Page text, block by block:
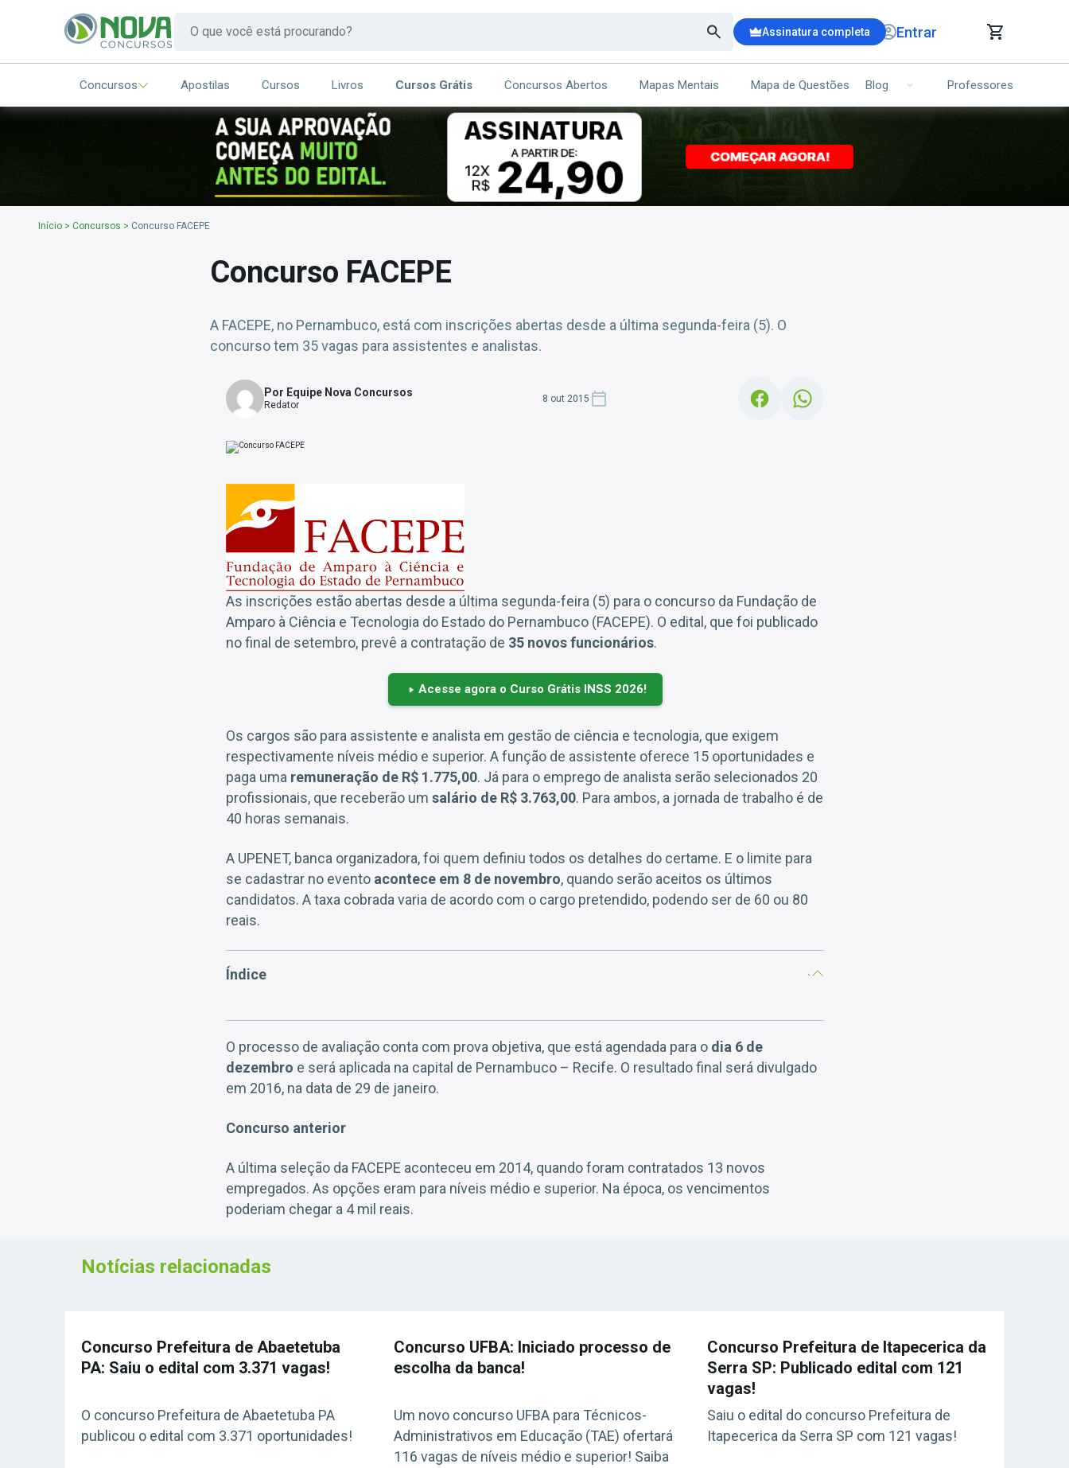
Assinatura completa Entrar
CARRINHO DE COMPRAS
ITENS (00)
Ops!
Seu carrinho ainda está vazio.
Concursos Apostilas Cursos Livros Cursos Grátis Concursos Abertos Mapas Mentais Mapa de Questões Blog Professores
Início > Concursos > Concurso FACEPE
Concurso FACEPE
A FACEPE, no Pernambuco, está com inscrições abertas desde a última segunda-feira (5). O
concurso tem 35 vagas para assistentes e analistas.
Por Equipe Nova Concursos
Redator
8 out 2015
As inscrições estão abertas desde a última segunda-feira (5) para o concurso da Fundação de
Amparo à Ciência e Tecnologia do Estado do Pernambuco (FACEPE). O edital, que foi publicado
no final de setembro, prevê a contratação de 35 novos funcionários.
Acesse agora o Curso Grátis INSS 2026!
Os cargos são para assistente e analista em gestão de ciência e tecnologia, que exigem
respectivamente níveis médio e superior. A função de assistente oferece 15 oportunidades e
paga uma remuneração de R$ 1.775,00. Já para o emprego de analista serão selecionados 20
profissionais, que receberão um salário de R$ 3.763,00. Para ambos, a jornada de trabalho é de
40 horas semanais.
A UPENET, banca organizadora, foi quem definiu todos os detalhes do certame. E o limite para
se cadastrar no evento acontece em 8 de novembro, quando serão aceitos os últimos
candidatos. A taxa cobrada varia de acordo com o cargo pretendido, podendo ser de 60 ou 80
reais.
Índice
O processo de avaliação conta com prova objetiva, que está agendada para o dia 6 de
dezembro e será aplicada na capital de Pernambuco – Recife. O resultado final será divulgado
em 2016, na data de 29 de janeiro.
Concurso anterior
A última seleção da FACEPE aconteceu em 2014, quando foram contratados 13 novos
empregados. As opções eram para níveis médio e superior. Na época, os vencimentos
poderiam chegar a 4 mil reais.
Notícias relacionadas
Concurso Prefeitura de Abaetetuba
PA: Saiu o edital com 3.371 vagas!
O concurso Prefeitura de Abaetetuba PA
publicou o edital com 3.371 oportunidades!
Concurso UFBA: Iniciado processo de
escolha da banca!
Um novo concurso UFBA para Técnicos-
Administrativos em Educação (TAE) ofertará
116 vagas de níveis médio e superior! Saiba
Concurso Prefeitura de Itapecerica da
Serra SP: Publicado edital com 121
vagas!
Saiu o edital do concurso Prefeitura de
Itapecerica da Serra SP com 121 vagas!